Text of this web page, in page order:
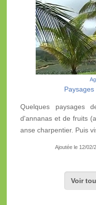
Quelques paysages
d'annanas et de fruits
anse charpentier. Puis
Ajoutée le 12/02/
Voir